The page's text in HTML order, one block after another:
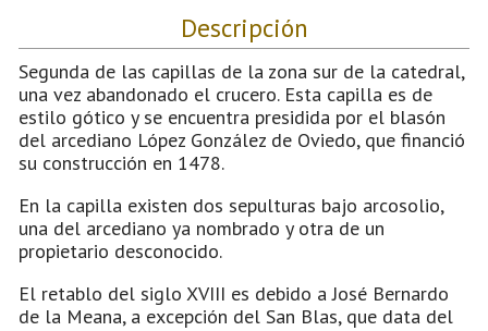
Descripción
Segunda de las capillas de la zona sur de la catedral,
una vez abandonado el crucero. Esta capilla es de
estilo gótico y se encuentra presidida por el blasón
del arcediano López González de Oviedo, que financió
su construcción en 1478.
En la capilla existen dos sepulturas bajo arcosolio,
una del arcediano ya nombrado y otra de un
propietario desconocido.
El retablo del siglo XVIII es debido a José Bernardo
de la Meana, a excepción del San Blas, que data del